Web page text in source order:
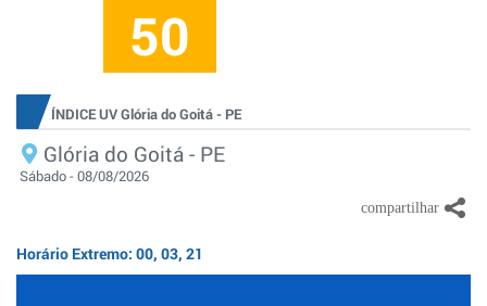
50
ÍNDICE UV Glória do Goitá - PE
Glória do Goitá - PE
Sábado - 08/08/2026
Horário Extremo: 00, 03, 21